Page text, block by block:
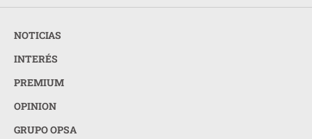
NOTICIAS
INTERÉS
PREMIUM
OPINION
GRUPO OPSA